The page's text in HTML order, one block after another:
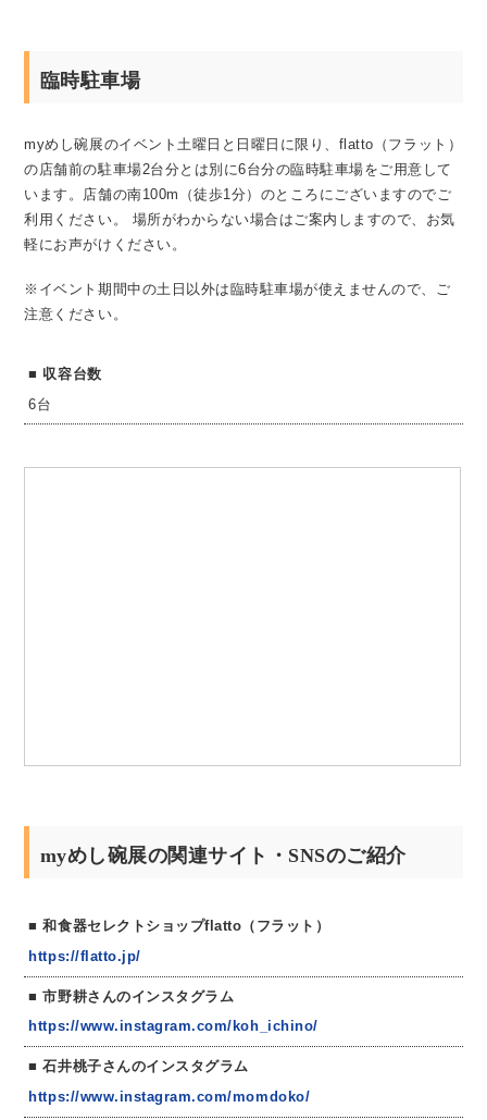
臨時駐車場
myめし碗展のイベント土曜日と日曜日に限り、flatto（フラット）
の店舗前の駐車場2台分とは別に6台分の臨時駐車場をご用意して
います。店舗の南100m（徒歩1分）のところにございますのでご
利用ください。
場所がわからない場合はご案内しますので、お気
軽にお声がけください。
※イベント期間中の土日以外は臨時駐車場が使えませんので、ご
注意ください。
収容台数
6台
myめし碗展の関連サイト・SNSのご紹介
和食器セレクトショップflatto（フラット）
https://flatto.jp/
市野耕さんのインスタグラム
https://www.instagram.com/koh_ichino/
石井桃子さんのインスタグラム
https://www.instagram.com/momdoko/